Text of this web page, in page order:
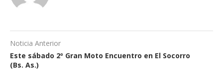
Noticia Anterior
Este sábado 2º Gran Moto Encuentro en El Socorro
(Bs. As.)